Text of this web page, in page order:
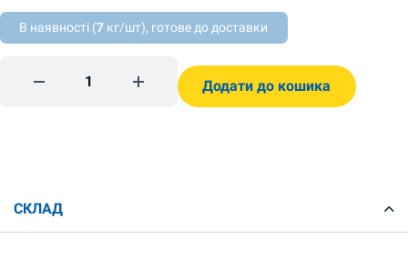
В наявності (7 кг/шт), готове до доставки
Консервовані гострі помідори 990г Steinhauer quantity
Додати до кошика
СКЛАД